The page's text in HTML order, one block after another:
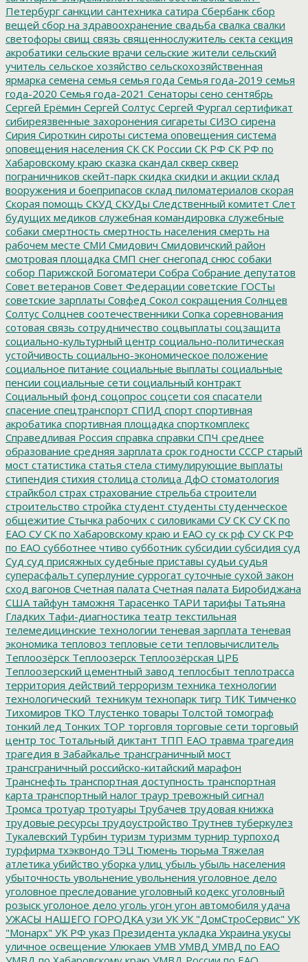
Петербург санкции сантехника сатира Сбербанк сбор
вещей сбор на здравоохранение свадьба свалка свалки
светофоры свищ связь священнослужитель секта секция
акробатики сельские врачи сельские жители сельский
учитель сельское хозяйство сельскохозяйственная
ярмарка семена семья семья года Семья года-2019 семья
года-2020 Семья года-2021 Сенаторы сено сентябрь
Сергей Ерёмин Сергей Солтус Сергей Фургал сертификат
сибиреязвенные захоронения сигареты СИЗО сирена
Сирия Сироткин сироты система оповещения система
оповещения населения СК СК России СК РФ СК РФ по
Хабаровскому краю сказка скандал сквер сквер
пограничников скейт-парк скидка скидки и акции склад
вооружения и боеприпасов склад пиломатериалов скорая
Скорая помощь СКУД СКУДы Следственный комитет Слет
будущих медиков служебная командировка служебные
собаки смертность смертность населения смерть на
рабочем месте СМИ Смидович Смидовичский район
смотровая площадка СМП снег снегопад снюс собаки
собор Парижской Богоматери Собра Собрание депутатов
Совет ветеранов Совет Федерации советские ГОСТы
советские зарплаты Совфед Сокол сокращения Солнцев
Солтус Солцнев соотечественники Сопка соревнования
сотовая связь сотрудничество соцвыплаты соцзащита
социально-культурный центр социально-политическая
устойчивость социально-экономическое положение
социальное питание социальные выплаты социальные
пенсии социальные сети социальный контракт
Социальный фонд соцопрос соцсети соя спасатели
спасение спецтранспорт СПИД спорт спортивная
акробатика спортивная площадка спорткомплекс
Справедливая Россия справка справки СПЧ среднее
образование средняя зарплата срок годности СССР старый
мост статистика статья стела стимулирующие выплаты
стипендия стихия столица столица ДфО стоматология
страйкбол страх страхование стрельба строители
строительство стройка студент студенты студенческое
общежитие Стычка рабочих с силовиками СУ СК СУ СК по
ЕАО СУ СК по Хабаровскому краю и ЕАО су ск рф СУ СК РФ
по ЕАО субботнее чтиво субботник субсидии субсидия суд
Суд суд присяжных судебные приставы судьи судья
суперасфальт суперлуние суррогат суточные сухой закон
сход вагонов Счетная палата Счетная палата Биробиджана
США тайфун таможня Тарасенко ТАРИ тарифы Татьяна
Гладких Тафи-диагностика театр текстильная
телемедицинские технологии теневая зарплата теневая
экономика тепловоз тепловые сети тепловычислитель
Теплоозёрск Теплоозерск Теплоозёрская ЦРБ
Теплоозерский цементный завод теплосбыт теплотрасса
территория действий терроризм техника технологии
технологический_техникум технопарк тигр ТИК Тимченко
Тихомиров ТКО Тлустенко товары Толстой томограф
тонкий лед Тонких ТОР торговля торговые сети торговый
центр тос Тотальный диктант ТПП ЕАО травма трагедия
трагедия в Забайкалье трансграничный мост
трансграничный российско-китайский марафон
Транснефть транспортная доступность транспортная
карта транспортный налог траур тревожный сигнал
Тромса тротуар тротуары Трубачев трудовая книжка
трудовые ресурсы трудоустройство Трутнев туберкулез
Тукалевский Турбин туризм туризмм турнир турпоход
турфирма тхэквондо ТЭЦ Тюмень тюрьма Тяжелая
атлетика убийство уборка улиц убыль убыль населения
убыточность увольнение увольнения уголовное дело
уголовное преследование уголовный кодекс уголовный
розыск уголоное дело уголь угон угон автомобиля удача
УЖАСЫ НАШЕГО ГОРОДКА узи УК УК "ДомСтроСервис" УК
"Монарх" УК РФ указ Президента укладка Украина укусы
уличное освещение Улюкаев УМВ УМВД УМВД по ЕАО